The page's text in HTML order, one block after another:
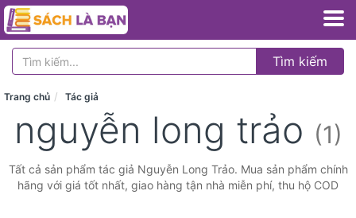
Tìm kiếm
Trang chủ Tác giả
nguyễn long trảo (1)
Tất cả sản phẩm tác giả Nguyễn Long Trảo. Mua sản phẩm chính
hãng với giá tốt nhất, giao hàng tận nhà miễn phí, thu hộ COD